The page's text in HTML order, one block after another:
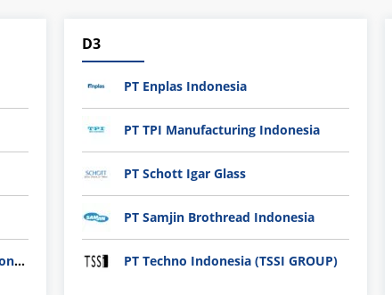
PT Chinli plastic Technology Indonesia
D3
PT Enplas Indonesia
PT TPI Manufacturing Indonesia
PT Schott Igar Glass
PT Samjin Brothread Indonesia
PT Techno Indonesia (TSSI GROUP)